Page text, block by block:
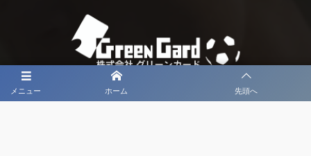
メニュー ホーム 先頭へ